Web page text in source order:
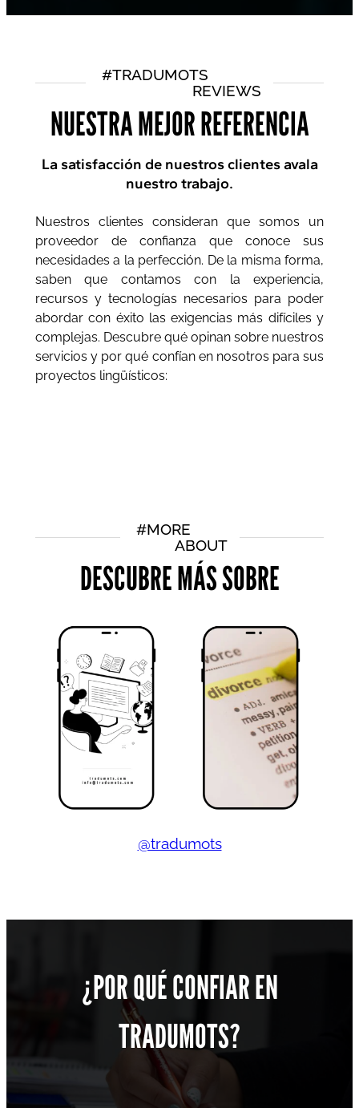
#TRADUMOTS
REVIEWS
NUESTRA MEJOR REFERENCIA
La satisfacción de nuestros clientes avala
nuestro trabajo.
Nuestros clientes consideran que somos un
proveedor de confianza que conoce sus
necesidades a la perfección. De la misma forma,
saben que contamos con la experiencia,
recursos y tecnologías necesarios para poder
abordar con éxito las exigencias más difíciles y
complejas. Descubre qué opinan sobre nuestros
servicios y por qué confían en nosotros para sus
proyectos lingüísticos:
#MORE
ABOUT
DESCUBRE MÁS SOBRE
@tradumots
¿POR QUÉ CONFIAR EN
TRADUMOTS?